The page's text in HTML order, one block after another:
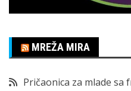
MREŽA MIRA
Pričaonica za mlade